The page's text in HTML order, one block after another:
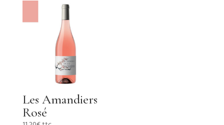
Les Amandiers
Rosé